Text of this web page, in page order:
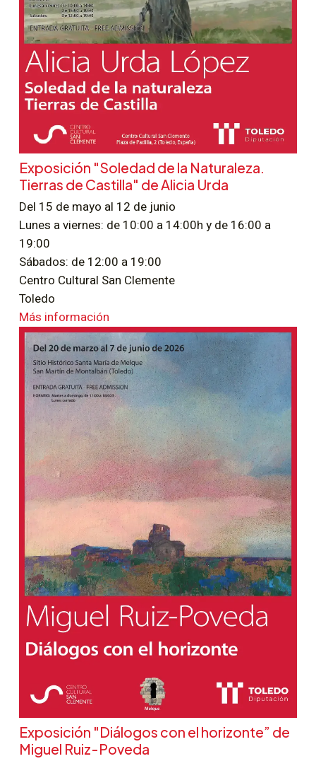
Exposición "Soledad de la Naturaleza.
Tierras de Castilla" de Alicia Urda
Del 15 de mayo al 12 de junio
Lunes a viernes: de 10:00 a 14:00h y de 16:00 a
19:00
Sábados: de 12:00 a 19:00
Centro Cultural San Clemente
Toledo
Más información
Exposición "Diálogos con el horizonte” de
Miguel Ruiz-Poveda